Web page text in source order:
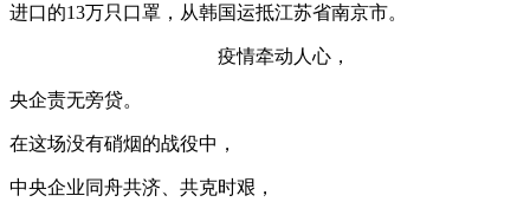
进口的13万只口罩，从韩国运抵江苏省南京市。
疫情牵动人心，
央企责无旁贷。
在这场没有硝烟的战役中，
中央企业同舟共济、共克时艰，